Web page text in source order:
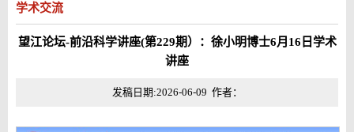
学术交流
望江论坛-前沿科学讲座(第229期）：徐小明博士6月16日学术
讲座
发稿日期:2026-06-09 作者：